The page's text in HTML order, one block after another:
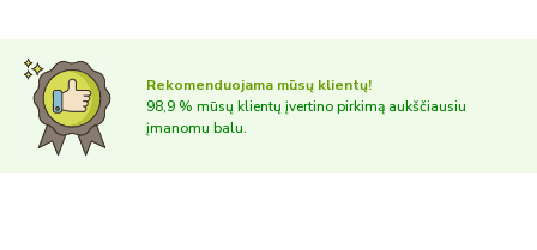
Rekomenduojama mūsų klientų!
98,9 % mūsų klientų įvertino pirkimą aukščiausiu
įmanomu balu.